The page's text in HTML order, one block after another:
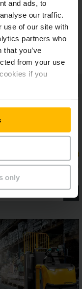
and ads, to
our traffic.
use of our site with
partners who
you’ve
from your use
if you
only